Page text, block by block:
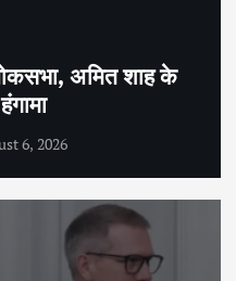
अमित शाह के
6, 2026